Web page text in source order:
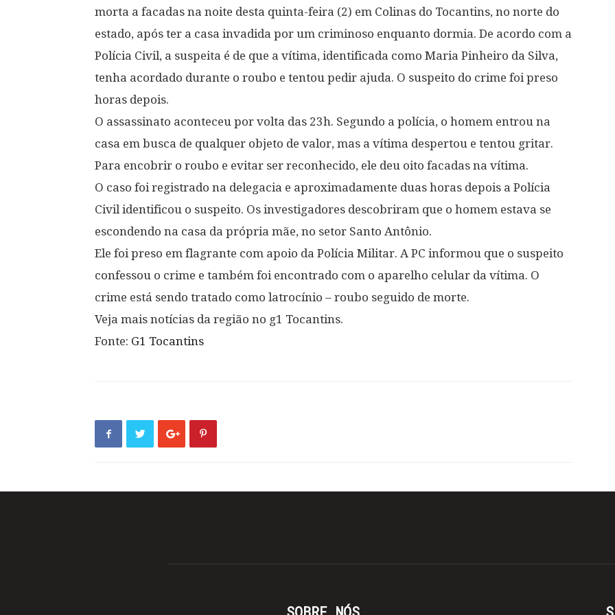
morta a facadas na noite desta quinta-feira (2) em Colinas do Tocantins, no norte do
estado, após ter a casa invadida por um criminoso enquanto dormia. De acordo com a
Polícia Civil, a suspeita é de que a vítima, identificada como Maria Pinheiro da Silva,
tenha acordado durante o roubo e tentou pedir ajuda. O suspeito do crime foi preso
horas depois.
O assassinato aconteceu por volta das 23h. Segundo a polícia, o homem entrou na
casa em busca de qualquer objeto de valor, mas a vítima despertou e tentou gritar.
Para encobrir o roubo e evitar ser reconhecido, ele deu oito facadas na vítima.
O caso foi registrado na delegacia e aproximadamente duas horas depois a Polícia
Civil identificou o suspeito. Os investigadores descobriram que o homem estava se
escondendo na casa da própria mãe, no setor Santo Antônio.
Ele foi preso em flagrante com apoio da Polícia Militar. A PC informou que o suspeito
confessou o crime e também foi encontrado com o aparelho celular da vítima. O
crime está sendo tratado como latrocínio – roubo seguido de morte.
Veja mais notícias da região no g1 Tocantins.
Fonte: G1 Tocantins